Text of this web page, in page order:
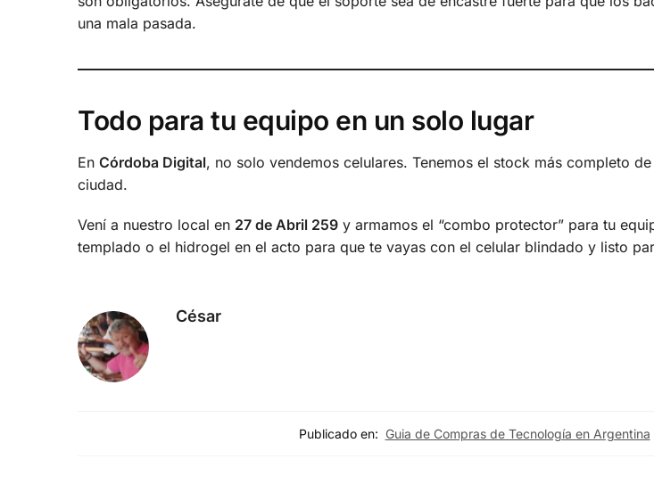
una mala pasada.
Todo para tu equipo en un solo lugar
En Córdoba Digital, no solo vendemos celulares. Tenemos el stock más completo
ciudad.
Vení a nuestro local en 27 de Abril 259 y armamos el “combo protector” para tu
templado o el hidrogel en el acto para que te vayas con el celular blindado y listo
César
Publicado en: Guia de Compras de Tecnología en Argentina